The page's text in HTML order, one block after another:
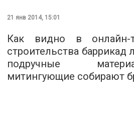
21 янв 2014, 15:01
Как видно в онлайн-
строительства
подручные
митингующие собирают